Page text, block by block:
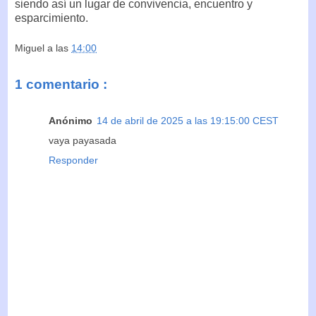
siendo así un lugar de convivencia, encuentro y
esparcimiento.
Miguel a las 14:00
1 comentario :
Anónimo 14 de abril de 2025 a las 19:15:00 CEST
vaya payasada
Responder